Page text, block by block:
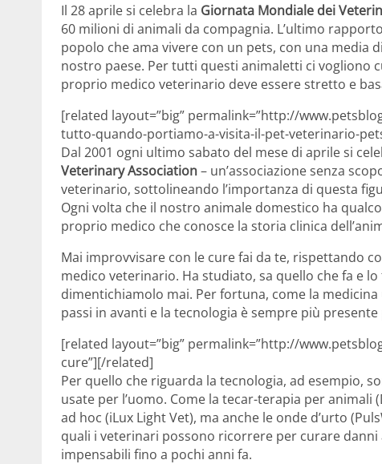
Il 28 aprile si celebra la Giornata Mondiale dei
60 milioni di animali da compagnia. L’ultimo rapporto
popolo che ama vivere con un pets, con una media
nostro paese. Per tutti questi animaletti ci vogliono
proprio medico veterinario deve essere stretto e
[related layout=”big” permalink=”http://
tutto-quando-portiamo-a-visita-il-pet-veterinario-
Dal 2001 ogni ultimo sabato del mese di aprile si
Veterinary Association– un’associazione senza
veterinario, sottolineando l’importanza di questa
Ogni volta che il nostro animale domestico ha
proprio medico che conosce la storia clinica
Mai improvvisare con le cure fai da te, rispettando
medico veterinario. Ha studiato, sa quello che fa e
dimentichiamolo mai. Per fortuna, come la
passi in avanti e la tecnologia è sempre più
[related layout=”big” permalink=”http://
cure”][/related]
Per quello che riguarda la tecnologia, ad esempio,
usate per l’uomo. Come la tecar-terapia per animali
ad hoc (iLux Light Vet), ma anche le onde d’urto
quali i veterinari possono ricorrere per curare
impensabili fino a pochi anni fa.